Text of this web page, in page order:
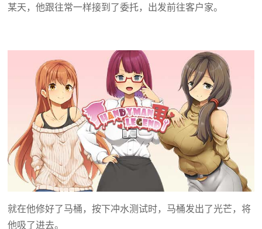
某天，他跟往常一样接到了委托，出发前往客户家。
就在他修好了马桶，按下冲水测试时，马桶发出了光芒，将
他吸了进去。